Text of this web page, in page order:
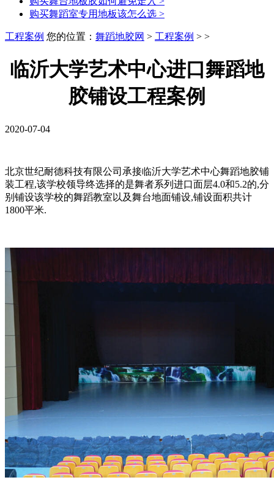
购买舞蹈室专用地板该怎么选 >
工程案例 您的位置： 舞蹈地胶网 > 工程案例 > >
临沂大学艺术中心进口舞蹈地
胶铺设工程案例
2020-07-04
北京世纪耐德科技有限公司承接临沂大学艺术中心舞蹈地胶铺
装工程,该学校领导终选择的是舞者系列进口面层4.0和5.2的,分
别铺设该学校的舞蹈教室以及舞台地面铺设,铺设面积共计
1800平米.